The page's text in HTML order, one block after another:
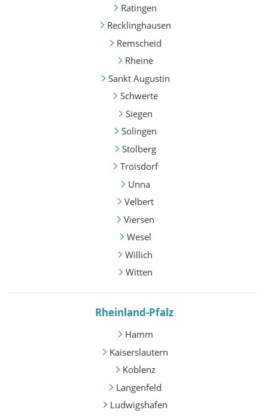
Ratingen
Recklinghausen
Remscheid
Rheine
Sankt Augustin
Schwerte
Siegen
Solingen
Stolberg
Troisdorf
Unna
Velbert
Viersen
Wesel
Willich
Witten
Rheinland-Pfalz
Hamm
Kaiserslautern
Koblenz
Langenfeld
Ludwigshafen